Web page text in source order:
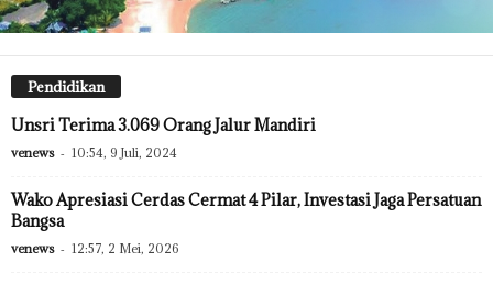
Pendidikan
Unsri Terima 3.069 Orang Jalur Mandiri
venews - 10:54, 9 Juli, 2024
Wako Apresiasi Cerdas Cermat 4 Pilar, Investasi Jaga Persatuan
Bangsa
venews - 12:57, 2 Mei, 2026